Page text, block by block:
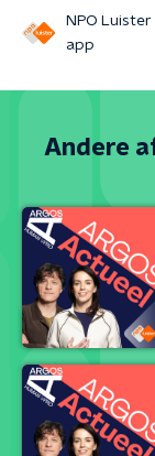
NPO Luister
app
Andere